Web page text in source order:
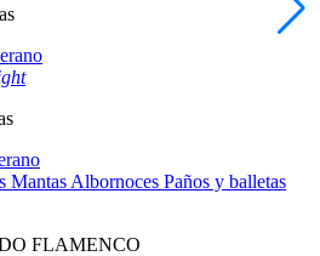
Mantas Albornoces Paños y balletas
FLAMENCO